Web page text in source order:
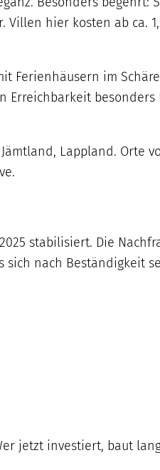
hier kosten ab ca.
Ferienhäusern im
Lappland. Orte
stabilisiert. Die
sich nach Beständigkeit
jetzt investiert, baut